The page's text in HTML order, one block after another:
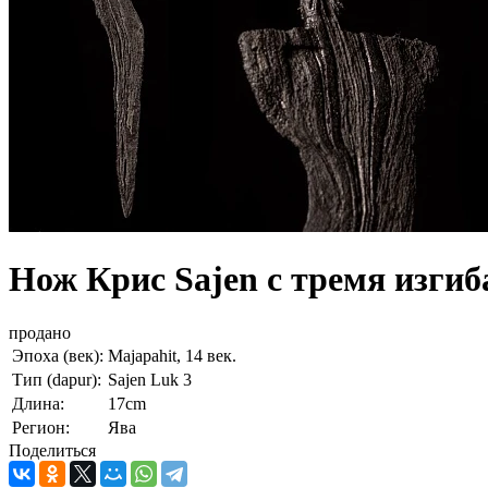
Нож Крис Sajen с тремя
продано
Эпоха (век): Majapahit, 14 век.
Тип (dapur): Sajen Luk 3
Длина:
17cm
Регион:
Ява
Поделиться